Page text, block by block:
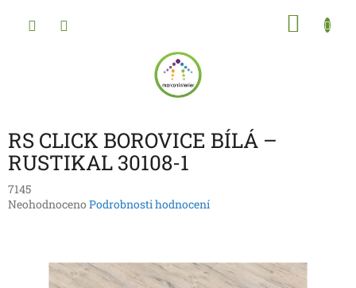
RS CLICK BOROVICE BÍLÁ –
RUSTIKAL 30108-1
7145
Průměrné
Neohodnoceno Podrobnosti hodnocení